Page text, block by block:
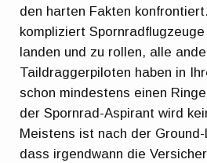
den harten Fakten
kompliziert
landen und zu rollen, alle
Taildraggerpiloten haben in
schon mindestens einen
der Spornrad-Aspirant wird
Meistens ist nach der
dass irgendwann die